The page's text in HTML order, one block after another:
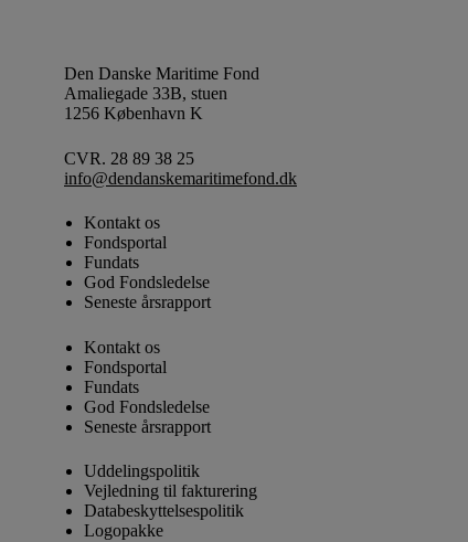
Den Danske Maritime Fond
Amaliegade 33B, stuen
1256 København K
CVR. 28 89 38 25
info@dendanskemaritimefond.dk
Kontakt os
Fondsportal
Fundats
God Fondsledelse
Seneste årsrapport
Kontakt os
Fondsportal
Fundats
God Fondsledelse
Seneste årsrapport
Uddelingspolitik
Vejledning til fakturering
Databeskyttelsespolitik
Logopakke